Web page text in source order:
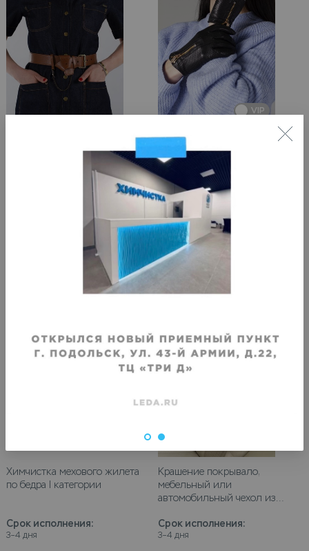
VIP крашение кожаного ремня
VIP
Крашение кожаных перчаток
Срок исполнения
3–4 дня
1210
Химчистка мехового жилета
по бедра I категории
Срок исполнения:
3–4 дня
Крашение покрывало,
мебельный или
автомобильный чехол из
Срок исполнения:
3–4 дня